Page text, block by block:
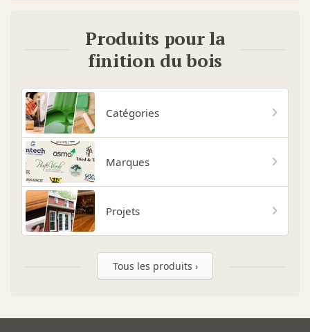
Produits pour la
finition du bois
Catégories
Marques
Projets
Tous les produits ›